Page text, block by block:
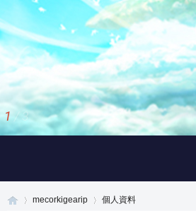
1 / 3
mecorkigearip 個人資料